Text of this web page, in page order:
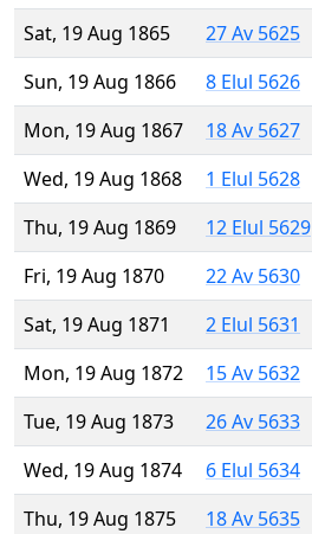
Sat, 19 Aug 1865
27 Av 5625
Sun, 19 Aug 1866
8 Elul 5626
Mon, 19 Aug 1867
18 Av 5627
Wed, 19 Aug 1868
1 Elul 5628
Thu, 19 Aug 1869
12 Elul 5629
Fri, 19 Aug 1870
22 Av 5630
Sat, 19 Aug 1871
2 Elul 5631
Mon, 19 Aug 1872
15 Av 5632
Tue, 19 Aug 1873
26 Av 5633
Wed, 19 Aug 1874
6 Elul 5634
Thu, 19 Aug 1875
18 Av 5635